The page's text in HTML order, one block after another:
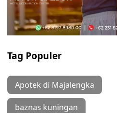
Tag Populer
Apotek di Majalengka
baznas kuningan